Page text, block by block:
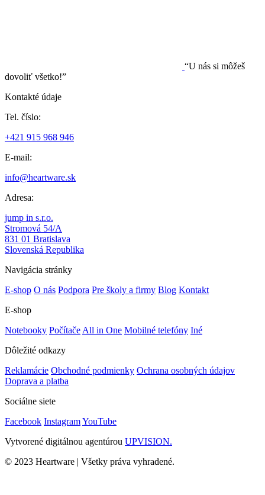
“U nás si môžeš
dovoliť všetko!”
Kontakté údaje
Tel. číslo:
+421 915 968 946
E-mail:
info@heartware.sk
Adresa:
jump in s.r.o.
Stromová 54/A
831 01 Bratislava
Slovenská Republika
Navigácia stránky
E-shop O nás Podpora Pre školy a firmy Blog Kontakt
E-shop
Notebooky Počítače All in One Mobilné telefóny Iné
Dôležité odkazy
Reklamácie Obchodné podmienky Ochrana osobných údajov
Doprava a platba
Sociálne siete
Facebook InstagramYouTube
Vytvorené digitálnou agentúrou UPVISION.
© 2023 Heartware | Všetky práva vyhradené.